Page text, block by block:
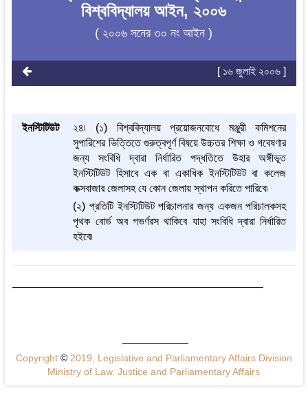
বিশ্ববিদ্যালয় আইন, ২০০৬
( ২০০৬ সনের ৩০ নং আইন )
[ ১৬ জুলাই ২০০৬ ]
ইনস্টিটিউট
২৪৷ (১) বিশ্ববিদ্যালয় প্রয়োজনবোধে মঞ্জুরী কমিশনের
সুপারিশের ভিত্তিতে গুরুত্বপূর্ণ বিষয়ে উচ্চতর শিক্ষা ও গবেষণার
জন্য সংবিধি দ্বারা নির্ধারিত পদ্ধতিতে উহার অঙ্গীভূত
ইনস্টিটিউট হিসাবে এক বা একাধিক ইনস্টিটিউট বা কলেজ
কক্সবাজার জেলাসহ যে কোন জেলায় স্থাপন করিতে পারিবে৷
(২) প্রতিটি ইনস্টিটিউট পরিচালনার জন্য একজন পরিচালকসহ
পৃথক বোর্ড অব গভর্ণরস থাকিবে যাহা সংবিধি দ্বারা নির্ধারিত
হইবে৷
Copyright ©2019, Legislative and Parliamentary Affairs Division
Ministry of Law, Justice and Parliamentary Affairs